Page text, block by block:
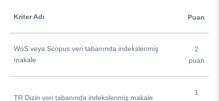
Kriter Adı Puan
WoS veya Scopus veri tabanında indekslenmiş
makale
2
puan
TR Dizin veri tabanında indekslenmiş makale
1